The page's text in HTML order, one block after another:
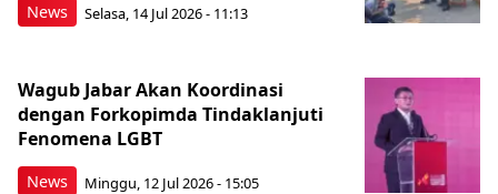
News Selasa, 14 Jul 2026 - 11:13
News
Wagub Jabar Akan Koordinasi
dengan Forkopimda Tindaklanjuti
Fenomena LGBT
Minggu, 12 Jul 2026 - 15:05